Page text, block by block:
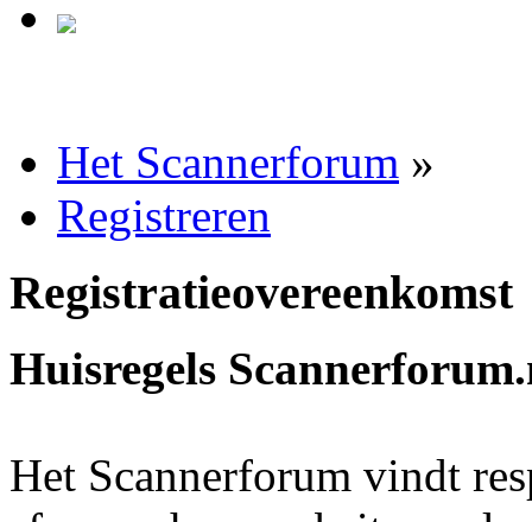
Het Scannerforum »
Registreren
Registratieovereenkomst
Huisregels
Het Scannerforum vindt